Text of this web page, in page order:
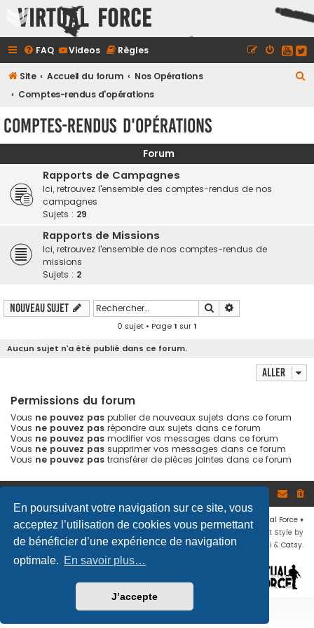
En poursuivant votre navigation sur ce site, vous
acceptez l’utilisation de cookies vous permettant
de bénéficier d’une expérience de navigation
optimale. En savoir plus…
J’accepte
Virtual Force
FAQ Videos Règles
Site Accueil du forum
Nos Opérations
Comptes-rendus d'opérations
r
Comptes-rendus d'opérations
Forum
Rapports de Campagnes
Ici, retrouvez l'ensemble des comptes-rendus de nos
campagnes
Sujets : 29
Rapports de Missions
Ici, retrouvez l'ensemble de nos comptes-rendus de
missions
Sujets : 2
Nouveau sujet Rechercher
0 sujet • Page1 sur1
Aucun sujet n’a été publié dans ce forum.
Aller
Permissions du forum
Vous ne pouvez pas publier de nouveaux sujets dans ce forum
Vous ne pouvez pas répondre aux sujets dans ce forum
Vous ne pouvez pas modifier vos messages dans ce forum
Vous ne pouvez pas supprimer vos messages dans ce forum
Vous ne pouvez pas transférer de pièces jointes dans ce forum
Développé par phpBB® Forum Software © phpBB Limited♦ © 2019Virtual Force ♦
Communauté Steam
Confidentialité
Flat Style by
Ian Bradley♦ Adapté par Mogwaii & Catsy.